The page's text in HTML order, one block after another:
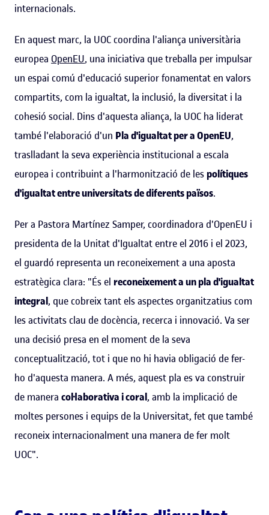
internacionals.
En aquest marc, la UOC coordina l'aliança universitària
europea OpenEU, una iniciativa que treballa per impulsar
un espai comú d'educació superior fonamentat en valors
compartits, com la igualtat, la inclusió, la diversitat i la
cohesió social. Dins d'aquesta aliança, la UOC ha liderat
també l'elaboració d'un Pla d'igualtat per a OpenEU,
traslladant la seva experiència institucional a escala
europea i contribuint a l'harmonització de les polítiques
d'igualtat entre universitats de diferents països.
Per a Pastora Martínez Samper, coordinadora d'OpenEU i
presidenta de la Unitat d'Igualtat entre el 2016 i el 2023,
el guardó representa un reconeixement a una aposta
estratègica clara: "És el reconeixement a un pla d'igualtat
integral, que cobreix tant els aspectes organitzatius com
les activitats clau de docència, recerca i innovació. Va ser
una decisió presa en el moment de la seva
conceptualització, tot i que no hi havia obligació de fer-
ho d'aquesta manera. A més, aquest pla es va construir
de manera col·laborativa i coral, amb la implicació de
moltes persones i equips de la Universitat, fet que també
reconeix internacionalment una manera de fer molt
UOC".